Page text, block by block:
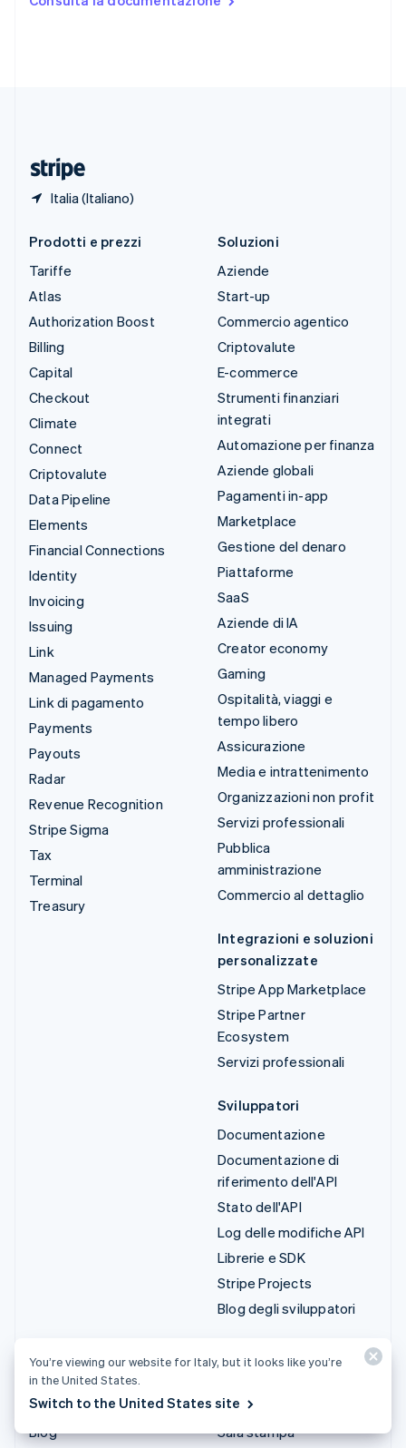
Italia (Italiano)
English Español简体中文
Prodotti e prezzi
Tariffe
Atlas
Authorization Boost
Billing
Capital
Checkout
Climate
Connect
Criptovalute
Data Pipeline
Elements
Financial Connections
Identity
Invoicing
Issuing
Link
Managed Payments
Link di pagamento
Payments
Payouts
Radar
Revenue Recognition
Stripe Sigma
Tax
Terminal
Treasury
Soluzioni
Aziende
Start-up
Commercio agentico
Criptovalute
E-commerce
Strumenti finanziari
integrati
Automazione per finanza
Aziende globali
Pagamenti in-app
Marketplace
Gestione del denaro
Piattaforme
SaaS
Aziende di IA
Creator economy
Gaming
Ospitalità, viaggi e
tempo libero
Assicurazione
Media e intrattenimento
Organizzazioni non profit
Servizi professionali
Pubblica
amministrazione
Commercio al dettaglio
Integrazioni e soluzioni
personalizzate
Stripe App Marketplace
Stripe Partner
Ecosystem
Servizi professionali
Sviluppatori
Documentazione
Documentazione di
riferimento dell'API
Stato dell'API
Log delle modifiche API
Librerie e SDK
Stripe Projects
Blog degli sviluppatori
Guide
Storie dei clienti
Blog
Lavora con noi
Sala stampa
You’re viewing our website for Italy, but it looks like you’re
in the United States.
Switch to the United States site